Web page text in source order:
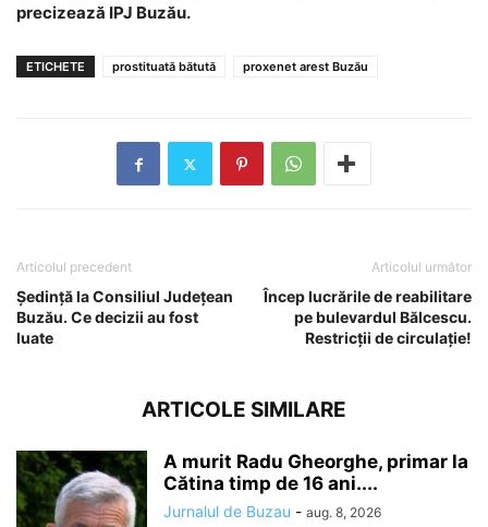
precizează IPJ Buzău.
ETICHETE prostituată bătută proxenet arest Buzău
Articolul precedent
Ședință la Consiliul Județean
Buzău. Ce decizii au fost
luate
Articolul următor
Încep lucrările de reabilitare
pe bulevardul Bălcescu.
Restricții de circulație!
ARTICOLE SIMILARE
A murit Radu Gheorghe, primar la
Cătina timp de 16 ani....
Jurnalul de Buzau - aug. 8, 2026